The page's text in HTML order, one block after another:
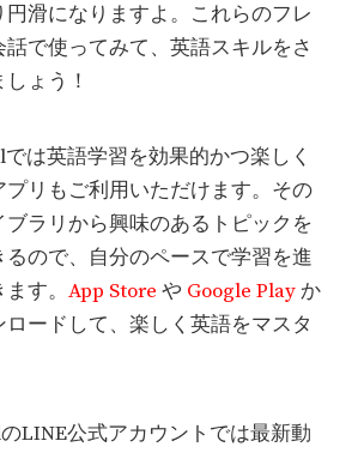
滑になりますよ。これらのフレ
で使ってみて、英語スキルをさ
ょう！
は英語学習を効果的かつ楽しく
リもご利用いただけます。その
ラリから興味のあるトピックを
ので、自分のペースで学習を進
ます。App Store や Google Playか
ロードして、楽しく英語をマスタ
LINE公式アカウントでは最新動